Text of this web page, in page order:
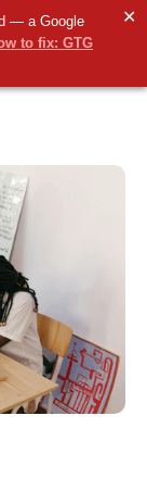
— a Google
to fix: GTG
✕